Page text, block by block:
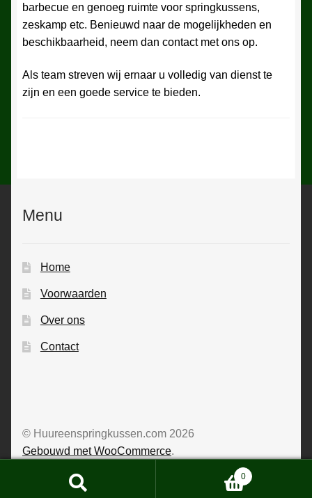
barbecue en genoeg ruimte voor springkussens,
zeskamp etc. Benieuwd naar de mogelijkheden en
beschikbaarheid, neem dan contact met ons op.
Als team streven wij ernaar u volledig van dienst te
zijn en een goede service te bieden.
Menu
Home
Voorwaarden
Over ons
Contact
© Huureenspringkussen.com 2026
Gebouwd met WooCommerce.
0